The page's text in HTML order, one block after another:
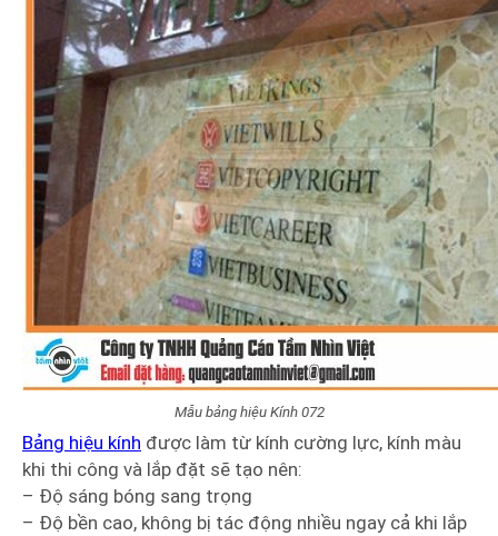
Mẫu bảng hiệu Kính 072
Bảng hiệu kính được làm từ kính cường lực, kính màu
khi thi công và lắp đặt sẽ tạo nên:
– Độ sáng bóng sang trọng
– Độ bền cao, không bị tác động nhiều ngay cả khi lắp